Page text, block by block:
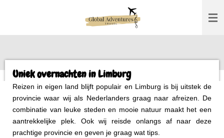
Uniek overnachten in Limburg
Reizen in eigen land blijft populair en Limburg is bij uitstek de
provincie waar wij als Nederlanders graag naar afreizen. De
combinatie van leuke steden en mooie natuur maakt het een
aantrekkelijke plek. Ook wij reisde onlangs af naar deze
prachtige provincie en geven je graag wat tips.